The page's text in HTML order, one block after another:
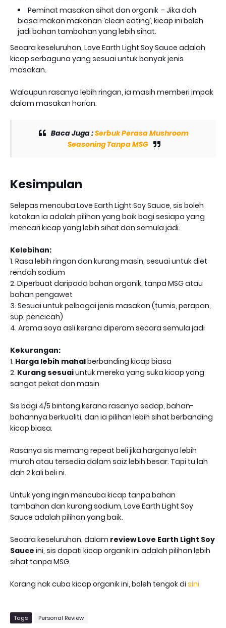
Peminat masakan sihat dan organik - Jika dah
biasa makan makanan ‘clean eating’, kicap ini boleh
jadi bahan tambahan yang lebih sihat.
Secara keseluruhan, Love Earth Light Soy Sauce adalah
kicap serbaguna yang sesuai untuk banyak jenis
masakan.
Walaupun rasanya lebih ringan, ia masih memberi impak
dalam masakan harian.
Baca Juga :Serbuk Perasa Mushroom
Seasoning Tanpa MSG
Kesimpulan
Selepas mencuba Love Earth Light Soy Sauce, sis boleh
katakan ia adalah pilihan yang baik bagi sesiapa yang
mencari kicap yang lebih sihat dan semula jadi.
Kelebihan:
1. Rasa lebih ringan dan kurang masin, sesuai untuk diet
rendah sodium
2. Diperbuat daripada bahan organik, tanpa MSG atau
bahan pengawet
3. Sesuai untuk pelbagai jenis masakan (tumis, perapan,
sup, pencicah)
4. Aroma soya asli kerana diperam secara semula jadi
Kekurangan:
1. Harga lebih mahalberbanding kicap biasa
2. Kurang sesuaiuntuk mereka yang suka kicap yang
sangat pekat dan masin
Sis bagi 4/5 bintang kerana rasanya sedap, bahan-
bahannya berkualiti, dan ia pilihan lebih sihat berbanding
kicap biasa.
Rasanya sis memang repeat beli jika harganya lebih
murah atau tersedia dalam saiz lebih besar. Tapi tu lah
dah 2 kali beli ni.
Untuk yang ingin mencuba kicap tanpa bahan
tambahan dan kurang sodium, Love Earth Light Soy
Sauce adalah pilihan yang baik.
Secara keseluruhan, dalam review Love Earth Light Soy
Sauce ini, sis dapati kicap organik ini adalah pilihan lebih
sihat tanpa MSG.
Korang nak cuba kicap organik ini, boleh tengok di sini
Tags Personal Review